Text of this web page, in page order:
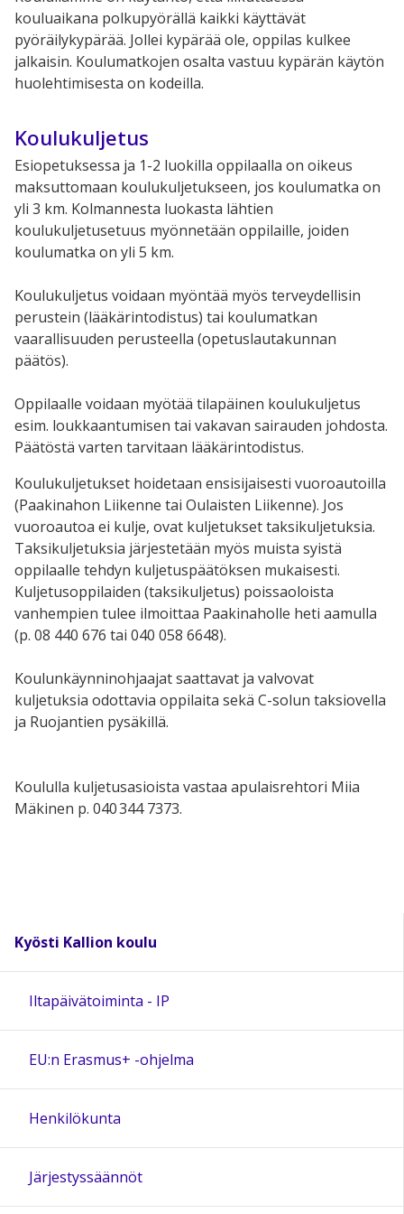
kouluaikana polkupyörällä kaikki käyttävät
pyöräilykypärää. Jollei kypärää ole, oppilas kulkee
jalkaisin. Koulumatkojen osalta vastuu kypärän käytön
huolehtimisesta on kodeilla.
Koulukuljetus
Esiopetuksessa ja 1-2 luokilla oppilaalla on oikeus
maksuttomaan koulukuljetukseen, jos koulumatka on
yli 3 km. Kolmannesta luokasta lähtien
koulukuljetusetuus myönnetään oppilaille, joiden
koulumatka on yli 5 km.
Koulukuljetus voidaan myöntää myös terveydellisin
perustein (lääkärintodistus) tai koulumatkan
vaarallisuuden perusteella (opetuslautakunnan
päätös).
Oppilaalle voidaan myötää tilapäinen koulukuljetus
esim. loukkaantumisen tai vakavan sairauden johdosta.
Päätöstä varten tarvitaan lääkärintodistus.
Koulukuljetukset hoidetaan ensisijaisesti vuoroautoilla
(Paakinahon Liikenne tai Oulaisten Liikenne). Jos
vuoroautoa ei kulje, ovat kuljetukset taksikuljetuksia.
Taksikuljetuksia järjestetään myös muista syistä
oppilaalle tehdyn kuljetuspäätöksen mukaisesti.
Kuljetusoppilaiden (taksikuljetus) poissaoloista
vanhempien tulee ilmoittaa Paakinaholle heti aamulla
(p. 08 440 676 tai 040 058 6648).
Koulunkäynninohjaajat saattavat ja valvovat
kuljetuksia odottavia oppilaita sekä C-solun taksiovella
ja Ruojantien pysäkillä.
Koululla kuljetusasioista vastaa apulaisrehtori Miia
Mäkinen p. 040 344 7373.
Kyösti Kallion koulu
Iltapäivätoiminta - IP
EU:n Erasmus+ -ohjelma
Henkilökunta
Järjestyssäännöt